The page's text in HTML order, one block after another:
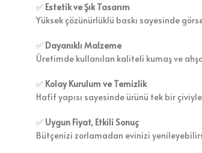
✅ Estetik ve Şık Tasarım
Yüksek çözünürlüklü baskı sayesinde
✅ Dayanıklı Malzeme
Üretimde kullanılan kaliteli kumaş ve
✅ Kolay Kurulum ve Temizlik
Hafif yapısı sayesinde ürünü tek bir
✅ Uygun Fiyat, Etkili Sonuç
Bütçenizi zorlamadan evinizi